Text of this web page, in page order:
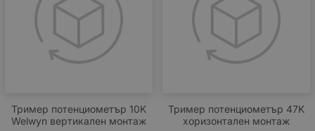
Тример потенциометър 10K
Welwyn вертикален монтаж
Тример потенциометър 47K
хоризонтален монтаж